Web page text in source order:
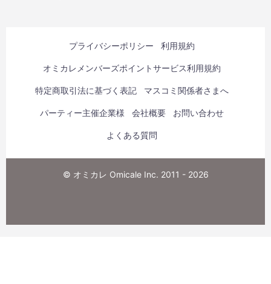
プライバシーポリシー 利用規約
オミカレメンバーズポイントサービス利用規約
特定商取引法に基づく表記 マスコミ関係者さまへ
パーティー主催企業様 会社概要 お問い合わせ
よくある質問
© オミカレ Omicale Inc. 2011 - 2026